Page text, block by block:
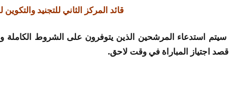
قائد المركز الثاني للتجنيد
سيتم استدعاء المرشحين الذين يتوفرون على الشروط الكاملة
قصد اجتياز المباراة في وقت لاحق.